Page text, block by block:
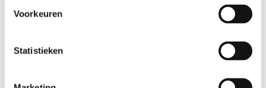
Voorkeuren
Statistieken
2.29